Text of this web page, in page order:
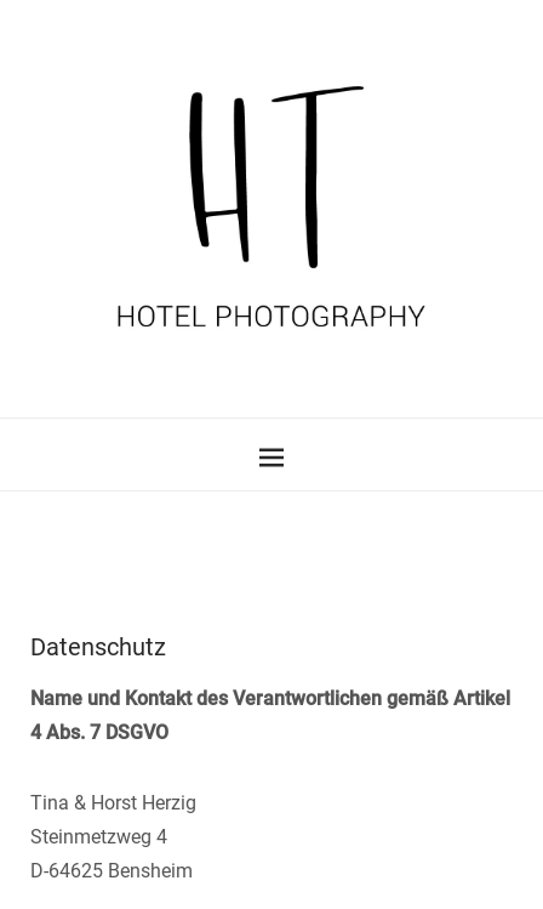
Datenschutz
Name und Kontakt des Verantwortlichen gemäß Artikel
4 Abs. 7 DSGVO
Tina & Horst Herzig
Steinmetzweg 4
D-64625 Bensheim